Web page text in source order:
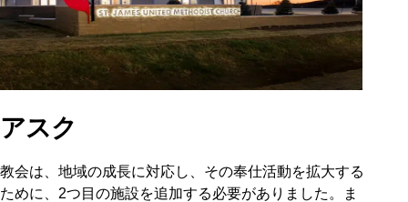
アスク
教会は、地域の成長に対応し、その奉仕活動を拡大する
ために、2つ目の施設を追加する必要がありました。ま